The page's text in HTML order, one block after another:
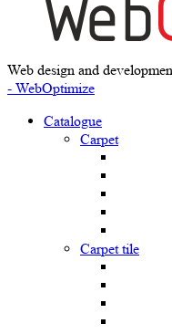
Web design and
- WebOptimize
Catalogue
Carpet
Carpet tile